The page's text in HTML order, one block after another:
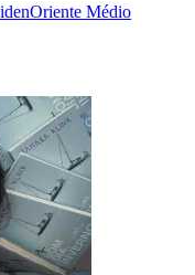
Oriente Médio